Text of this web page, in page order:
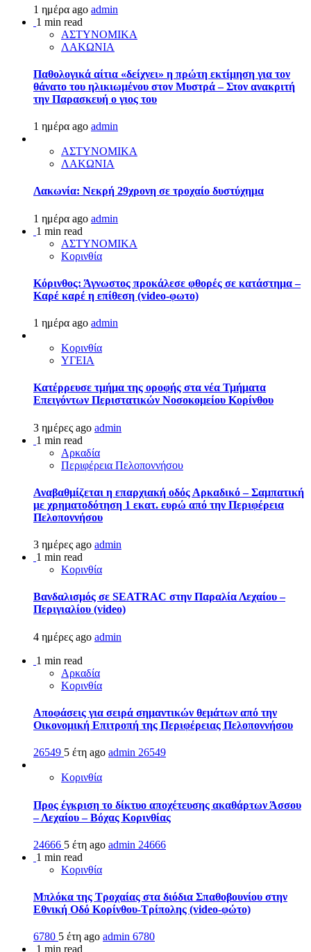
1 ημέρα ago admin
1 min read
ΑΣΤΥΝΟΜΙΚΑ
ΛΑΚΩΝΙΑ
Παθολογικά αίτια «δείχνει» η πρώτη εκτίμηση για τον
θάνατο του ηλικιωμένου στον Μυστρά – Στον ανακριτή
την Παρασκευή ο γιος του
1 ημέρα ago admin
ΑΣΤΥΝΟΜΙΚΑ
ΛΑΚΩΝΙΑ
Λακωνία: Νεκρή 29χρονη σε τροχαίο δυστύχημα
1 ημέρα ago admin
1 min read
ΑΣΤΥΝΟΜΙΚΑ
Κορινθία
Κόρινθος: Άγνωστος προκάλεσε φθορές σε κατάστημα –
Καρέ καρέ η επίθεση (video-φωτο)
1 ημέρα ago admin
Κορινθία
ΥΓΕΙΑ
Kατέρρευσε τμήμα της οροφής στα νέα Τμήματα
Επειγόντων Περιστατικών Νοσοκομείου Κορίνθου
3 ημέρες ago admin
1 min read
Αρκαδία
Περιφέρεια Πελοποννήσου
Αναβαθμίζεται η επαρχιακή οδός Αρκαδικό – Σαμπατική
με χρηματοδότηση 1 εκατ. ευρώ από την Περιφέρεια
Πελοποννήσου
3 ημέρες ago admin
1 min read
Κορινθία
Βανδαλισμός σε SEATRAC στην Παραλία Λεχαίου –
Περιγιαλίου (video)
4 ημέρες ago admin
1 min read
Αρκαδία
Κορινθία
Αποφάσεις για σειρά σημαντικών θεμάτων από την
Οικονομική Επιτροπή της Περιφέρειας Πελοποννήσου
26549 5 έτη ago admin 26549
Κορινθία
Προς έγκριση το δίκτυο αποχέτευσης ακαθάρτων Άσσου
– Λεχαίου – Βόχας Κορινθίας
24666 5 έτη ago admin 24666
1 min read
Κορινθία
Μπλόκα της Τροχαίας στα διόδια Σπαθοβουνίου στην
Εθνική Οδό Κορίνθου-Τρίπολης (video-φώτο)
6780 5 έτη ago admin 6780
1 min read